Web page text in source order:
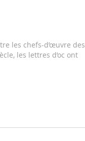
les chefs-d’œuvre des
les lettres d’oc ont